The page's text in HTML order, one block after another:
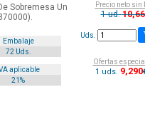
Sobremesa Un
Embalaje
72 Uds.
aplicable
21%
Precio neto sin
1 ud.10
Uds.
Ofertas
1 uds. 9,290